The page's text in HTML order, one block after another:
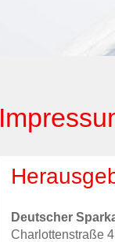
Deutscher
Charlottenstraße